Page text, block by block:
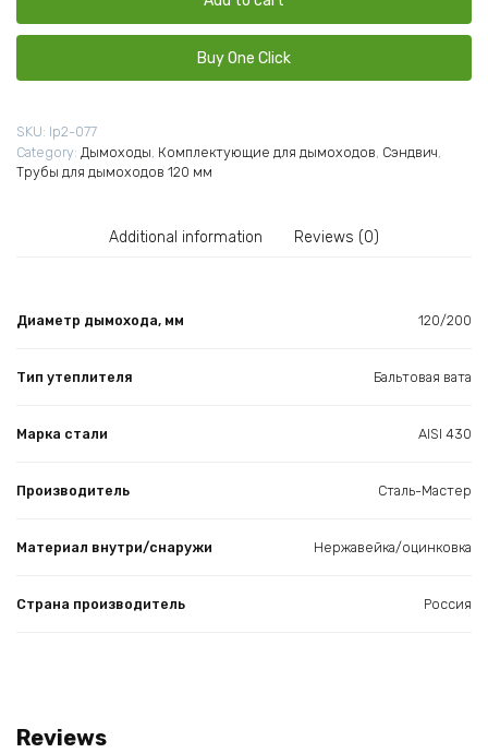
градусов
quantity
Buy One Click
SKU: lp2-077
Category: Дымоходы, Комплектующие для дымоходов, Сэндвич,
Трубы для дымоходов 120 мм
Additional information Reviews (0)
Диаметр дымохода, мм 120/200
Тип утеплителя Бальтовая вата
Марка стали AISI 430
Производитель Сталь-Мастер
Материал внутри/снаружи Нержавейка/оцинковка
Страна производитель Россия
Reviews